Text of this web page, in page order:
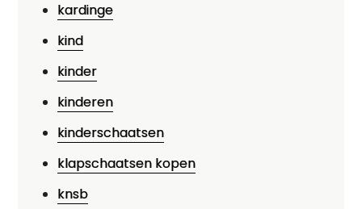
kardinge
kind
kinder
kinderen
kinderschaatsen
klapschaatsen kopen
knsb